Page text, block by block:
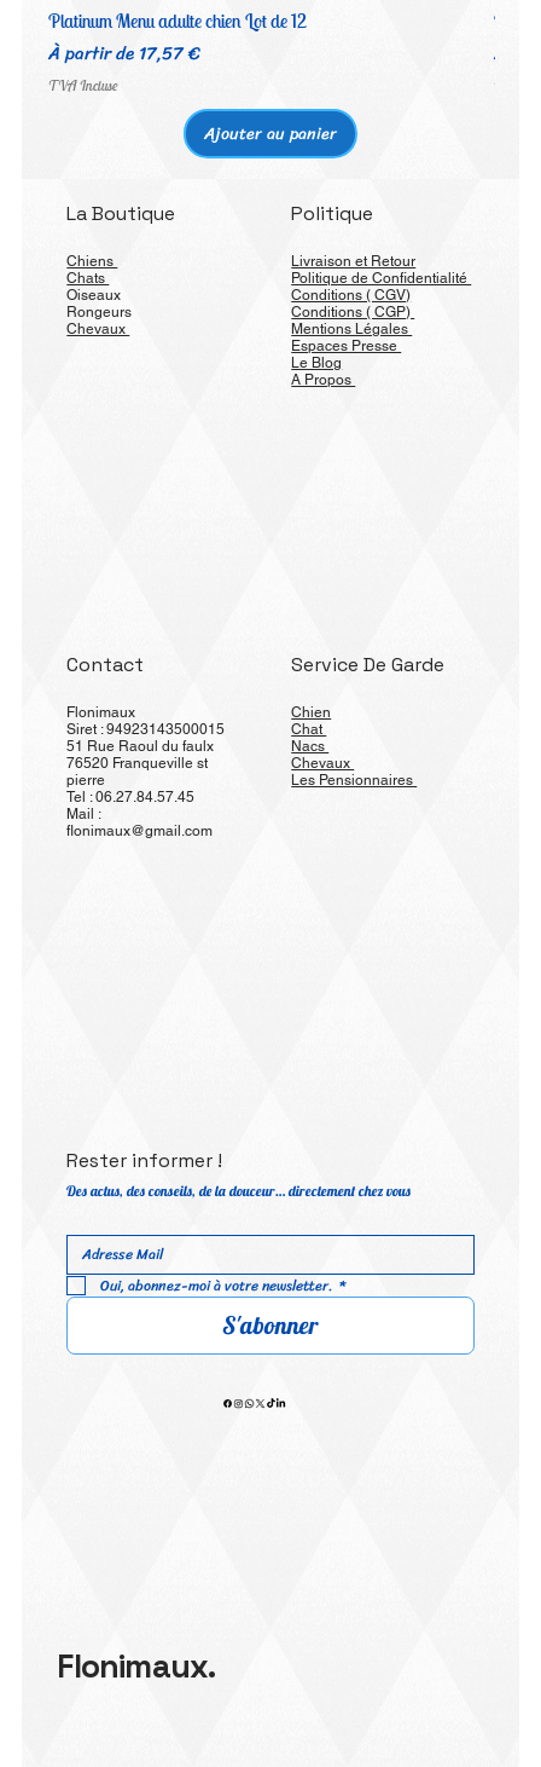
Platinum Menu adulte chien Lot de 12
À partir de17,57 €
Prix promotionnel
TVA Incluse
Ajouter au panier
À
Prix
TVA
La Boutique
Chiens
Chats
Oiseaux
Rongeurs
Chevaux
Politique
Livraison et Retour
Politique de Confidentialité
Conditions ( CGV)
Conditions ( CGP)
Mentions Légales
Espaces Presse
Le Blog
A Propos
Contact
Flonimaux
Siret : 94923143500015
51 Rue Raoul du faulx
76520 Franqueville st
pierre
Tel : 06.27.84.57.45
Mail :
flonimaux@gmail.com
Service De Garde
Chien
Chat
Nacs
Chevaux
Les Pensionnaires
Rester informer !
Des actus, des conseils, de la douceur… directement chez vous
Oui, abonnez-moi à votre newsletter. *
S'abonner
Flonimaux.